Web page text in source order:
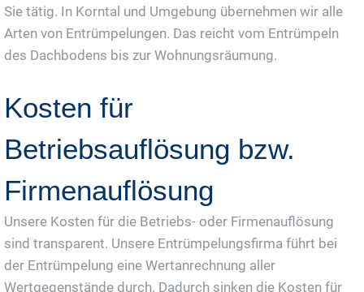
Sie tätig. In Korntal und Umgebung übernehmen wir alle
Arten von Entrümpelungen. Das reicht vom Entrümpeln
des Dachbodens bis zur Wohnungsräumung.
Kosten für
Betriebsauflösung bzw.
Firmenauflösung
Unsere Kosten für die Betriebs- oder Firmenauflösung
sind transparent. Unsere Entrümpelungsfirma führt bei
der Entrümpelung eine Wertanrechnung aller
Wertgegenstände durch. Dadurch sinken die Kosten für